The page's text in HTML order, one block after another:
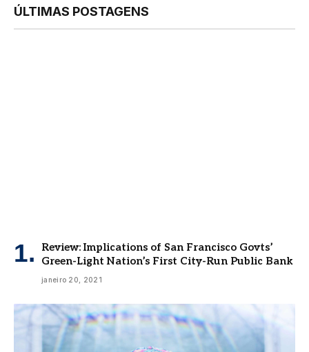
ÚLTIMAS POSTAGENS
Review: Implications of San Francisco Govts’
Green-Light Nation’s First City-Run Public Bank
janeiro 20, 2021